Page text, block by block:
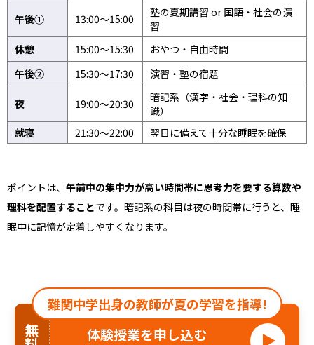
午後① 13:00〜15:00
塾の夏期講習 or 国語・社会の演
習
休憩
15:00〜15:30
おやつ・自由時間
午後②
15:30〜17:30 演習・塾の宿題
夜 19:00〜20:30
暗記系（漢字・社会・理科の知
識）
就寝
21:30〜22:00 翌日に備えて十分な睡眠を確保
ポイントは、 午前中の集中力が高い時間帯に思考力を要する算数や
理科を配置することです。暗記系の科目は夜の時間帯に行うと、睡
眠中に記憶が定着しやすくなります。
難関中学出身の教師が夏の学習を指導!
無料 体験授業を申し込む